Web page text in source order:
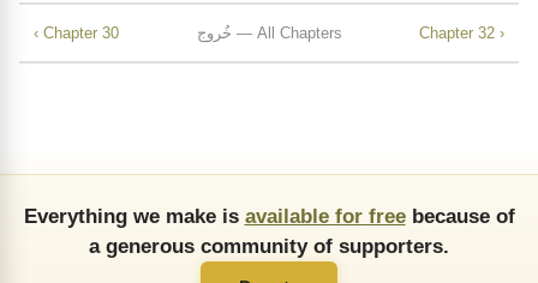
‹ Chapter 30 خُروج — All Chapters Chapter 32 ›
Everything we make is available for freebecause of
a generous community of supporters.